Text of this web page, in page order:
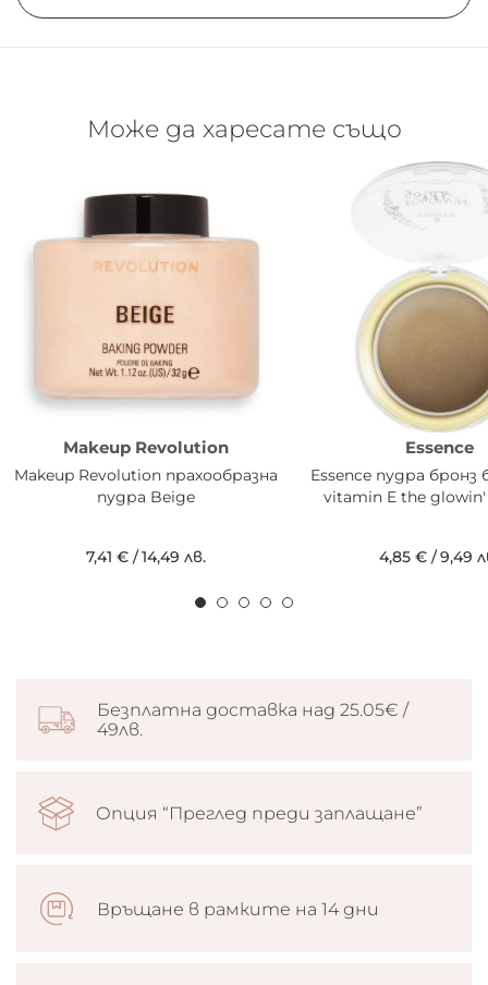
Може да харесате също
Makeup Revolution
Makeup Revolution прахообразна
пудра Beige
7,41 € /14,49 лв.
Essence
Essence пудра
vitamin E the
4,85 € /9,49
Безплатна доставка над 25.05€ /
49лв.
Опция “Преглед преди заплащане”
Връщане в рамките на 14 дни